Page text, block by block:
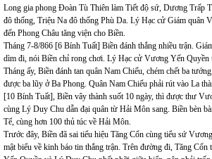
Long gia phong Đoàn Tù Thiên làm Tiết độ sứ, Dương Trấp
đô thống, Triệu Na đô thống Phù Da. Lý Hạc cử Giám quân
đến Phong Châu tăng viện cho Biền.
Tháng 7-8/866 [6 Bính Tuất] Biền đánh thắng nhiều trận.
dìm đi, nói Biền chỉ rong chơi. Lý Hạc cử Vương Yến Quyền
Tháng ấy, Biền đánh tan quân Nam Chiếu, chém chết ba
được ba lũy ở Ba Phong. Quân Nam Chiếu phải rút vào La
[10 Bính Tuất], Biền vây thành suốt 10 ngày, thì được thư
cùng Lý Duy Chu dẫn đại quân từ Hải Môn sang. Biền bèn
Tể, cùng hơn 100 thủ túc về Hải Môn.
Trước đây, Biền đã sai tiểu hiệu Tăng Cổn cùng tiểu sứ
mật biểu về kinh báo tin thắng trận. Trên đường đi, Tăng